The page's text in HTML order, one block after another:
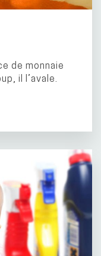
de monnaie
il l’avale.